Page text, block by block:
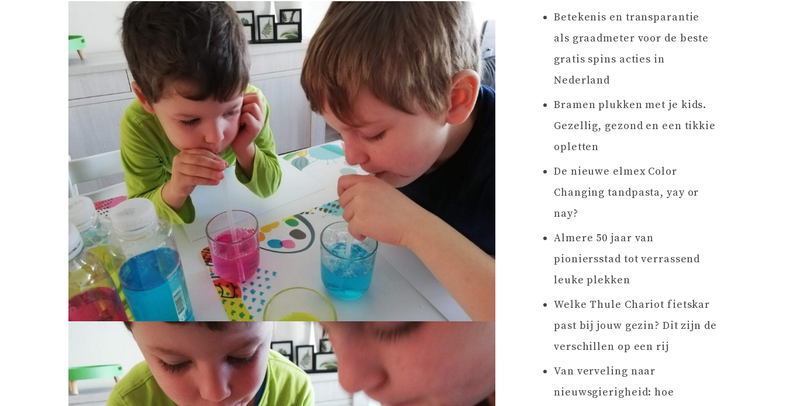
Betekenis en transparantie
als graadmeter voor de beste
gratis spins acties in
Nederland
Bramen plukken met je kids.
Gezellig, gezond en een tikkie
opletten
De nieuwe elmex Color
Changing tandpasta, yay or
nay?
Almere 50 jaar van
pioniersstad tot verrassend
leuke plekken
Welke Thule Chariot fietskar
past bij jouw gezin? Dit zijn de
verschillen op een rij
Van verveling naar
nieuwsgierigheid: hoe